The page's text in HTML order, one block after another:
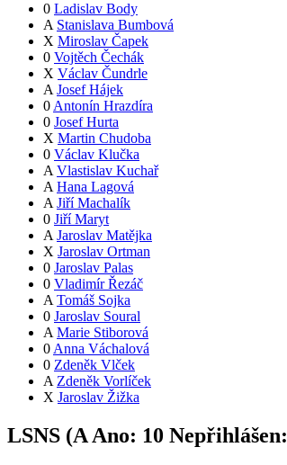
0 Ladislav Body
A Stanislava Bumbová
X Miroslav Čapek
0 Vojtěch Čechák
X Václav Čundrle
A Josef Hájek
0 Antonín Hrazdíra
0 Josef Hurta
X Martin Chudoba
0 Václav Klučka
A Vlastislav Kuchař
A Hana Lagová
A Jiří Machalík
0 Jiří Maryt
A Jaroslav Matějka
X Jaroslav Ortman
0 Jaroslav Palas
0 Vladimír Řezáč
A Tomáš Sojka
0 Jaroslav Soural
A Marie Stiborová
0 Anna Váchalová
0 Zdeněk Vlček
A Zdeněk Vorlíček
X Jaroslav Žižka
LSNS (A Ano: 10 Nepřihlášen: